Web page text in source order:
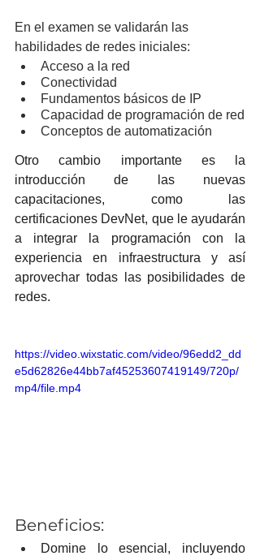
En el examen se validarán las
habilidades de redes iniciales:
Acceso a la red
Conectividad
Fundamentos básicos de IP
Capacidad de programación de red
Conceptos de automatización
Otro cambio importante es la
introducción de las nuevas
capacitaciones, como las
certificaciones DevNet, que le ayudarán
a integrar la programación con la
experiencia en infraestructura y así
aprovechar todas las posibilidades de
redes.
https://video.wixstatic.com/video/96edd2_dd
e5d62826e44bb7af45253607419149/720p/
mp4/file.mp4
Beneficios:
Domine lo esencial, incluyendo